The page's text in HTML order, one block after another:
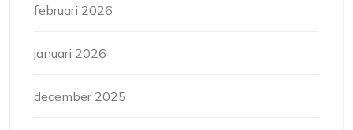
februari 2026
januari 2026
december 2025